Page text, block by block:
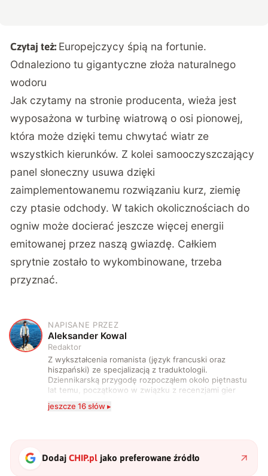
Czytaj też: Europejczycy śpią na fortunie.
Odnaleziono tu gigantyczne złoża naturalnego
wodoru
Jak czytamy na stronie producenta, wieża jest
wyposażona w turbinę wiatrową o osi pionowej,
która może dzięki temu chwytać wiatr ze
wszystkich kierunków. Z kolei samooczyszczający
panel słoneczny usuwa dzięki
zaimplementowanemu rozwiązaniu kurz, ziemię
czy ptasie odchody. W takich okolicznościach do
ogniw może docierać jeszcze więcej energii
emitowanej przez naszą gwiazdę. Całkiem
sprytnie zostało to wykombinowane, trzeba
przyznać.
A
NAPISANE PRZEZ
Aleksander Kowal
Redaktor
Z wykształcenia romanista (język francuski oraz
hiszpański) ze specjalizacją z traduktologii.
Dziennikarską przygodę rozpocząłem około piętnastu
lat temu, początkowo w związku z recenzjami gier
komputerowych i filmów. Obecnie publikuję
zdecydowanie częściej na tematy związane z nauką
także uprawiać oraz oglądać sport.
jeszcze 16 słów ▸
DodajCHIP.pl jako preferowane źródło